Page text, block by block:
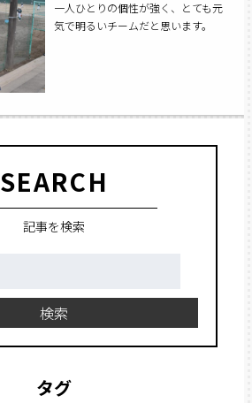
一人ひとりの個性が強く、とても元
気で明るいチームだと思います。
SEARCH
記事を検索
検索
タグ